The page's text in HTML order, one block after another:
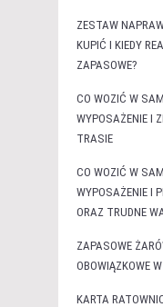
ZESTAW
KUPIĆ I KIEDY
ZAPASOWE?
CO WOZIĆ W
WYPOSAŻENIE I
TRASIE
CO WOZIĆ W
WYPOSAŻENIE I
ORAZ TRUDNE
ZAPASOWE
OBOWIĄZKOWE
KARTA